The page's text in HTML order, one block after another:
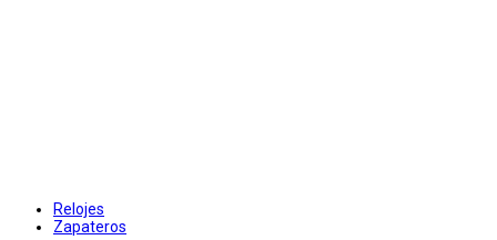
Relojes
Zapateros